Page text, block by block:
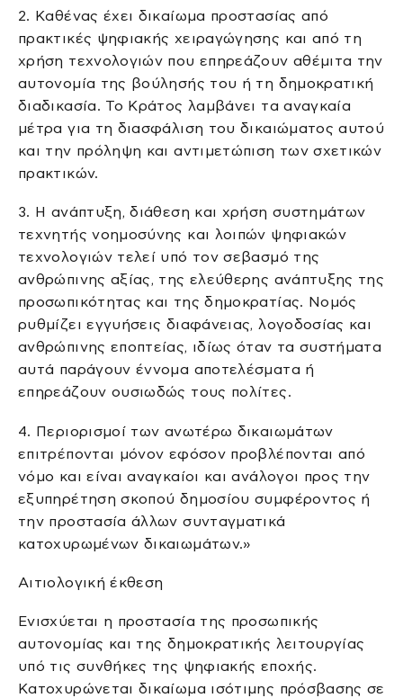
2. Καθένας έχει δικαίωμα προστασίας από
πρακτικές ψηφιακής χειραγώγησης και από τη
χρήση τεχνολογιών που επηρεάζουν αθέμιτα την
αυτονομία της βούλησής του ή τη δημοκρατική
διαδικασία. Το Κράτος λαμβάνει τα αναγκαία
μέτρα για τη διασφάλιση του δικαιώματος αυτού
και την πρόληψη και αντιμετώπιση των σχετικών
πρακτικών.
3. Η ανάπτυξη, διάθεση και χρήση συστημάτων
τεχνητής νοημοσύνης και λοιπών ψηφιακών
τεχνολογιών τελεί υπό τον σεβασμό της
ανθρώπινης αξίας, της ελεύθερης ανάπτυξης της
προσωπικότητας και της δημοκρατίας. Νομός
ρυθμίζει εγγυήσεις διαφάνειας, λογοδοσίας και
ανθρώπινης εποπτείας, ιδίως όταν τα συστήματα
αυτά παράγουν έννομα αποτελέσματα ή
επηρεάζουν ουσιωδώς τους πολίτες.
4. Περιορισμοί των ανωτέρω δικαιωμάτων
επιτρέπονται μόνον εφόσον προβλέπονται από
νόμο και είναι αναγκαίοι και ανάλογοι προς την
εξυπηρέτηση σκοπού δημοσίου συμφέροντος ή
την προστασία άλλων συνταγματικά
κατοχυρωμένων δικαιωμάτων.»
Αιτιολογική έκθεση
Ενισχύεται η προστασία της προσωπικής
αυτονομίας και της δημοκρατικής λειτουργίας
υπό τις συνθήκες της ψηφιακής εποχής.
Κατοχυρώνεται δικαίωμα ισότιμης πρόσβασης σε